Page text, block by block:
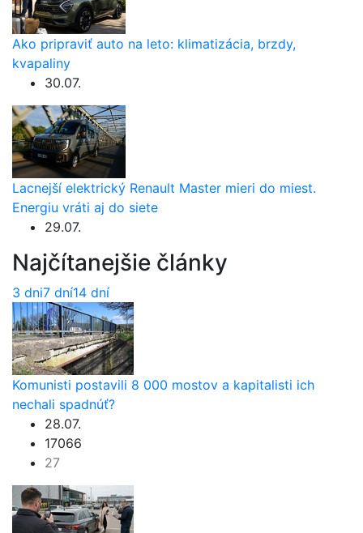
Ako pripraviť auto na leto: klimatizácia, brzdy,
kvapaliny
30.07.
Lacnejší elektrický Renault Master mieri do miest.
Energiu vráti aj do siete
29.07.
Najčítanejšie články
3 dni7 dní14 dní
Komunisti postavili 8 000 mostov a kapitalisti ich
nechali spadnúť?
28.07.
17066
27